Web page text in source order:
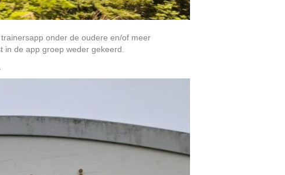
onder de oudere en/of meer
in de app groep weder gekeerd.